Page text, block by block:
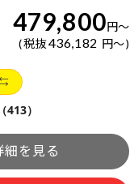
479,800円～
税抜 436,182 円～
（413）